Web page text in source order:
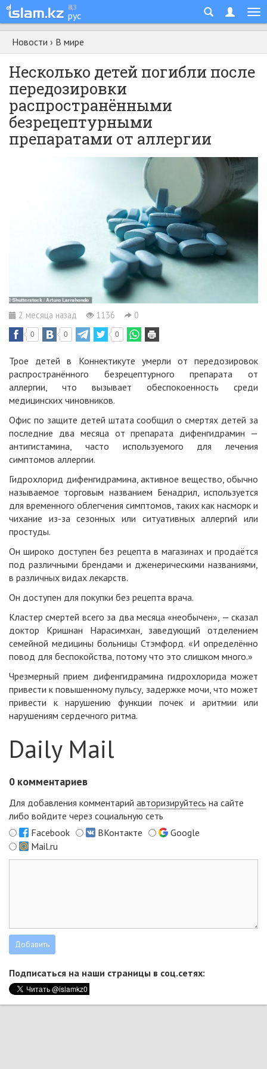
қаз
рус
Новости › В мире
Несколько детей погибли после
передозировки
распространёнными
безрецептурными
препаратами от аллергии
2 месяца назад 1136 0
0 0 0
Трое детей в Коннектикуте умерли от передозировок
распространённого безрецептурного препарата от
аллергии, что вызывает обеспокоенность среди
медицинских чиновников.
Офис по защите детей штата сообщил о смертях детей за
последние два месяца от препарата дифенгидрамин —
антигистамина, часто используемого для лечения
симптомов аллергии.
Гидрохлорид дифенгидрамина, активное вещество, обычно
называемое торговым названием Бенадрил, используется
для временного облегчения симптомов, таких как насморк и
чихание из-за сезонных или ситуативных аллергий или
простуды.
Он широко доступен без рецепта в магазинах и продаётся
под различными брендами и дженерическими названиями,
в различных видах лекарств.
Он доступен для покупки без рецепта врача.
Кластер смертей всего за два месяца «необычен», — сказал
доктор Кришнан Нарасимхан, заведующий отделением
семейной медицины больницы Стэмфорд. «И определённо
повод для беспокойства, потому что это слишком много.»
Чрезмерный прием дифенгидрамина гидрохлорида может
привести к повышенному пульсу, задержке мочи, что может
привести к нарушению функции почек и аритмии или
нарушениям сердечного ритма.
Daily Mail
0 комментариев
Для добавления комментарий авторизируйтесь на сайте
либо войдите через социальную сеть
Facebook
ВКонтакте
Google
Mail.ru
Подписаться на наши страницы в соц.сетях: